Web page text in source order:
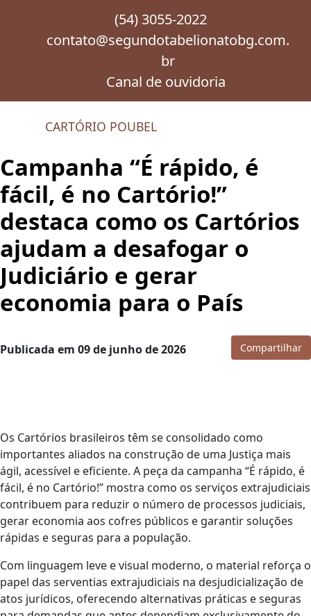
(54) 3055-2022
contato@segundotabelionatobg.com.
br
Canal de ouvidoria
CARTÓRIO POUBEL
INÍCIO >NOTÍCIAS >
NOTÍCIAS
Campanha “É rápido, é
fácil, é no Cartório!”
destaca como os Cartórios
ajudam a desafogar o
Judiciário e gerar
economia para o País
Publicada em 09 de junho de 2026 Compartilhar
Os Cartórios brasileiros têm se consolidado como
importantes aliados na construção de uma Justiça mais
ágil, acessível e eficiente. A peça da campanha “É rápido, é
fácil, é no Cartório!” mostra como os serviços extrajudiciais
contribuem para reduzir o número de processos judiciais,
gerar economia aos cofres públicos e garantir soluções
rápidas e seguras para a população.
Com linguagem leve e visual moderno, o material reforça o
papel das serventias extrajudiciais na desjudicialização de
atos jurídicos, oferecendo alternativas práticas e seguras